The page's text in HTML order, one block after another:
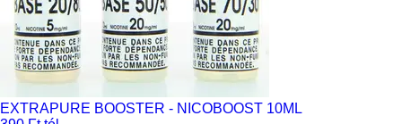
EXTRAPURE BOOSTER - NICOBOOST 10ML